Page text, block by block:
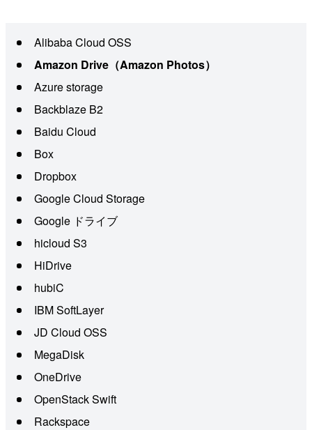
Alibaba Cloud OSS
Amazon Drive（Amazon Photos）
Azure storage
Backblaze B2
Baidu Cloud
Box
Dropbox
Google Cloud Storage
Google ドライブ
hicloud S3
HiDrive
hubiC
IBM SoftLayer
JD Cloud OSS
MegaDisk
OneDrive
OpenStack Swift
Rackspace